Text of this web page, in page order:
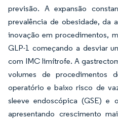
previsão. A expansão
prevalência de obesidade, da
inovação em procedimentos,
GLP-1 começando a desviar
com IMC limítrofe. A
volumes de procedimentos
operatório e baixo risco de
sleeve endoscópica (GSE) e
apresentando crescimento